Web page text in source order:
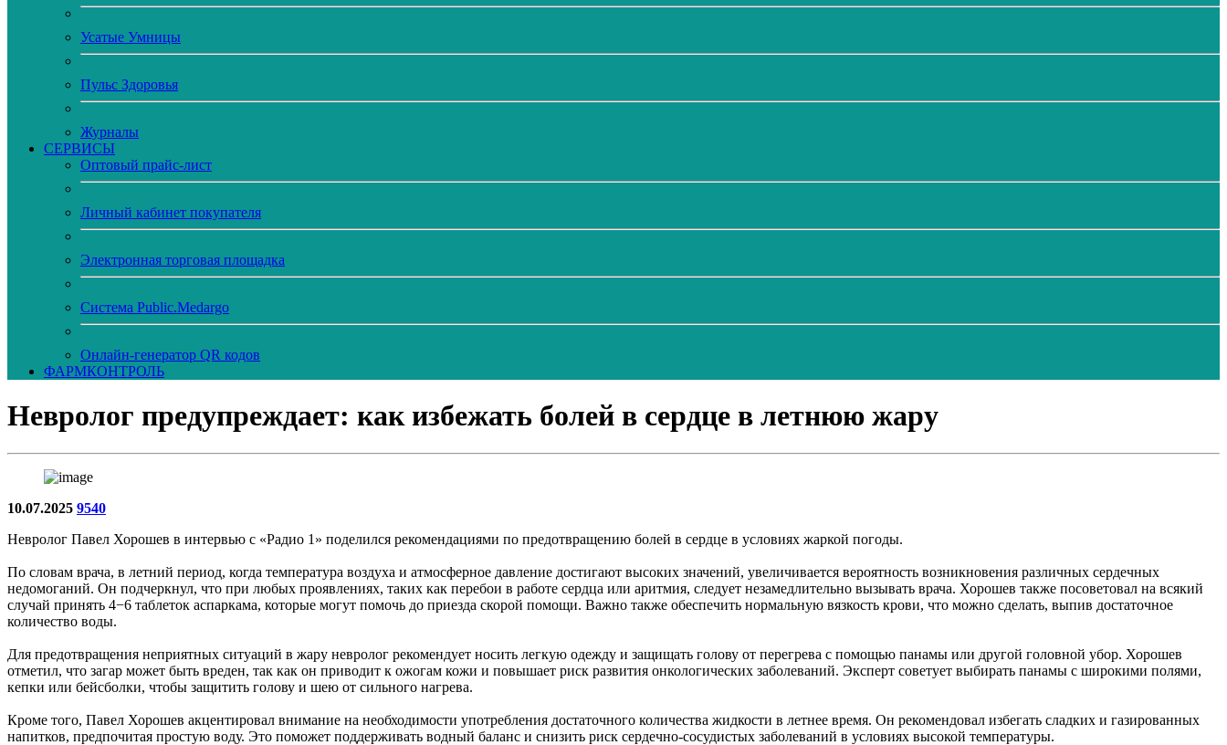
Усатые Умницы
Пульс Здоровья
Журналы
CЕРВИСЫ
Оптовый прайс-лист
Личный кабинет покупателя
Электронная торговая площадка
Система Public.Medargo
Онлайн-генератор QR кодов
ФАРМКОНТРОЛЬ
Невролог предупреждает: как избежать болей в сердце в летнюю жару
10.07.2025 9540
Невролог Павел Хорошев в интервью с «Радио 1» поделился рекомендациями по предотвращению болей в сердце в условиях жаркой погоды.
По словам врача, в летний период, когда температура воздуха и атмосферное давление достигают высоких значений, увеличивается вероятность возникновения различных сердечных
недомоганий. Он подчеркнул, что при любых проявлениях, таких как перебои в работе сердца или аритмия, следует незамедлительно вызывать врача. Хорошев также посоветовал на всякий
случай принять 4−6 таблеток аспаркама, которые могут помочь до приезда скорой помощи. Важно также обеспечить нормальную вязкость крови, что можно сделать, выпив достаточное
количество воды.
Для предотвращения неприятных ситуаций в жару невролог рекомендует носить легкую одежду и защищать голову от перегрева с помощью панамы или другой головной убор. Хорошев
отметил, что загар может быть вреден, так как он приводит к ожогам кожи и повышает риск развития онкологических заболеваний. Эксперт советует выбирать панамы с широкими полями,
кепки или бейсболки, чтобы защитить голову и шею от сильного нагрева.
Кроме того, Павел Хорошев акцентировал внимание на необходимости употребления достаточного количества жидкости в летнее время. Он рекомендовал избегать сладких и газированных
напитков, предпочитая простую воду. Это поможет поддерживать водный баланс и снизить риск сердечно-сосудистых заболеваний в условиях высокой температуры.